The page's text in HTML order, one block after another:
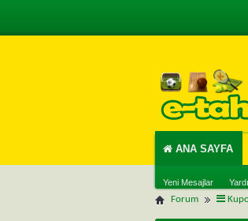
ANA SAYFA
Yeni Mesajlar
Forum